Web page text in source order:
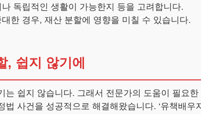
독립적인 생활이 가능한지 등을 고려합니다.
한 경우, 재산 분할에 영향을 미칠 수 있습니다.
, 쉽지 않기에
는 쉽지 않습니다. 그래서 전문가의 도움이 필요한
사건을 성공적으로 해결해왔습니다. ‘유책배우